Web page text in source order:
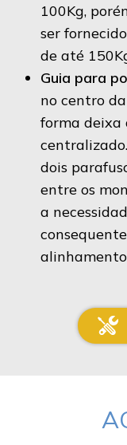
100Kg,
ser
de até
Guia para
no centro
forma
dois
entre os
a